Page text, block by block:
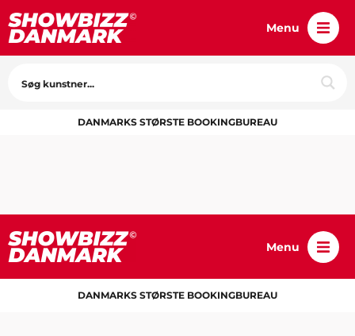
Menu
DANMARKS STØRSTE BOOKINGBUREAU
Menu
DANMARKS STØRSTE BOOKINGBUREAU